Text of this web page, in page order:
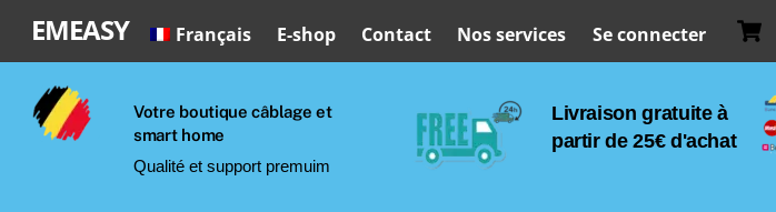
EMEASY Français E-shop Contact Nos services Se connecter
Votre boutique câblage et
smart home
Qualité et support premuim
Livraison gratuite à
partir de 25€ d'achat